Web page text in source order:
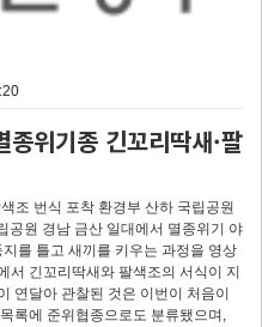
종위기종 긴꼬리딱새·팔
조 번식 포착 환경부 산하 국립공원
공원 경남 금산 일대에서 멸종위기 야
를 틀고 새끼를 키우는 과정을 영상
서 긴꼬리딱새와 팔색조의 서식이 지
연달아 관찰된 것은 이번이 처음이
록에 준위협종으로도 분류됐으며,